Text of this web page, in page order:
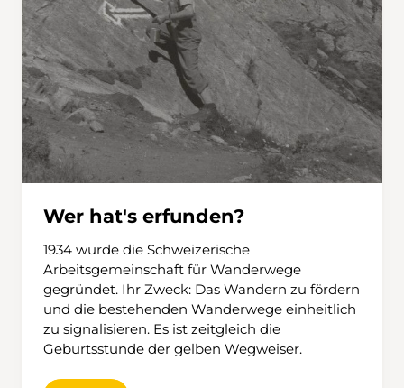
Wer hat's erfunden?
1934 wurde die Schweizerische
Arbeitsgemeinschaft für Wanderwege
gegründet. Ihr Zweck: Das Wandern zu fördern
und die bestehenden Wanderwege einheitlich
zu signalisieren. Es ist zeitgleich die
Geburtsstunde der gelben Wegweiser.